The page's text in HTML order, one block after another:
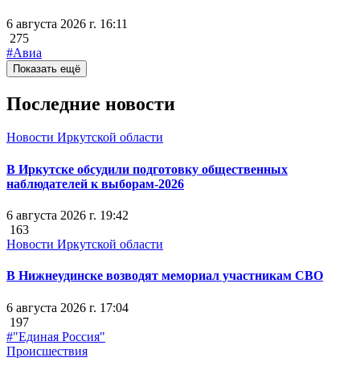
6 августа 2026 г. 16:11
275
#Авиа
Показать ещё
Последние новости
Новости Иркутской области
В Иркутске обсудили подготовку общественных
наблюдателей к выборам-2026
6 августа 2026 г. 19:42
163
Новости Иркутской области
В Нижнеудинске возводят мемориал участникам СВО
6 августа 2026 г. 17:04
197
#"Единая Россия"
Происшествия